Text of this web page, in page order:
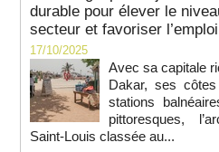
durable pour élever le
secteur et favoriser
17/10/2025
Avec sa capitale
Dakar, ses
stations
pittoresques,
Saint-Louis classée au...